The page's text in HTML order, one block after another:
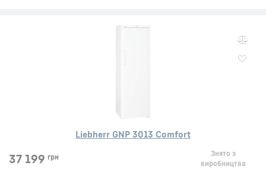
Liebherr GNP 3013 Comfort
37 199 грн
Знято з
виробництва